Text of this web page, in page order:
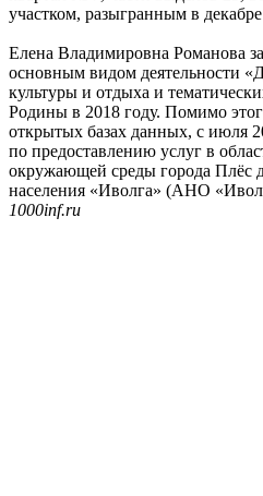
участком, разыгранным в
Елена Владимировна Романова
основным видом деятельности
культуры и отдыха и
Родины в 2018 году. Помимо
открытых базах данных, с июля
по предоставлению услуг в
окружающей среды города Плёс
населения «Иволга» (АНО
1000inf.ru